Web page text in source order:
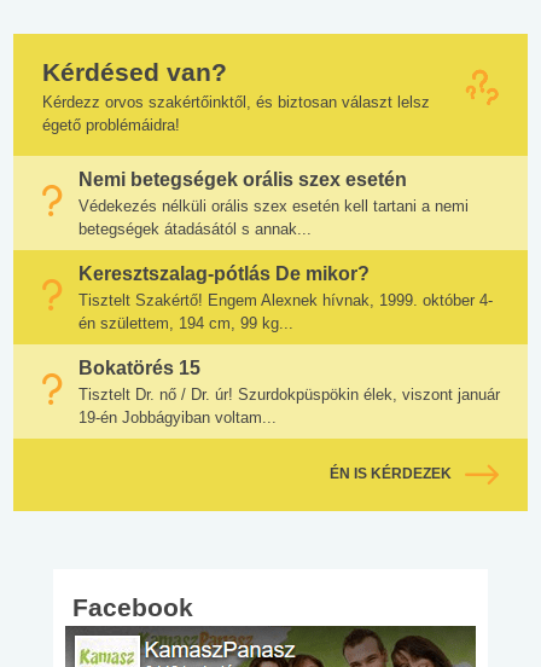
Kérdésed van?
Kérdezz orvos szakértőinktől, és biztosan választ lelsz
égető problémáidra!
Nemi betegségek orális szex esetén
Védekezés nélküli orális szex esetén kell tartani a nemi
betegségek átadásától s annak...
Keresztszalag-pótlás De mikor?
Tisztelt Szakértő! Engem Alexnek hívnak, 1999. október 4-
én születtem, 194 cm, 99 kg...
Bokatörés 15
Tisztelt Dr. nő / Dr. úr! Szurdokpüspökin élek, viszont január
19-én Jobbágyiban voltam...
ÉN IS KÉRDEZEK
Facebook